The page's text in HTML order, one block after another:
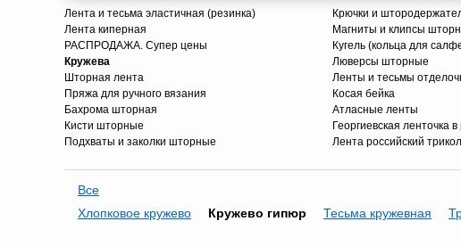
Лента и тесьма эластичная (резинка)
Лента киперная
РАСПРОДАЖА. Супер цены
Кружева
Шторная лента
Пряжа для ручного вязания
Бахрома шторная
Кисти шторные
Подхваты и заколки шторные
Крючки и
Магниты и клипсы
Кугель (кольца для
Люверсы шторные
Ленты и тесьмы
Косая бейка
Атласные ленты
Георгиевская ленточка
Лента российский
Все
Хлопковое кружево
Кружево гипюр Тесьма кружевная